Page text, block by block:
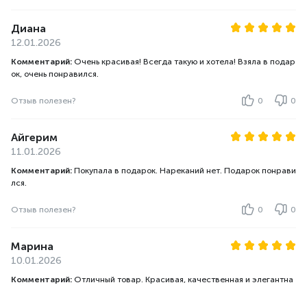
Диана
12.01.2026
Комментарий: Очень красивая! Всегда такую и хотела! Взяла в подар
ок, очень понравился.
Отзыв полезен? 0 0
Айгерим
11.01.2026
Комментарий: Покупала в подарок. Нареканий нет. Подарок понрави
лся.
Отзыв полезен? 0 0
Марина
10.01.2026
Комментарий: Отличный товар. Красивая, качественная и элегантна